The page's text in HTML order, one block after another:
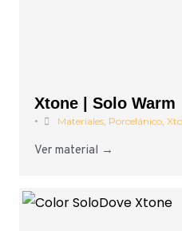
Xtone | Solo Warm
• Materiales, Porcelánico,
Ver material →